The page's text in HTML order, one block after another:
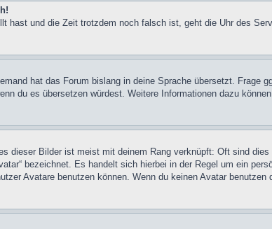
und die Zeit trotzdem noch falsch ist, geht die Uhr des
hat das Forum bislang in deine Sprache übersetzt. Frage
du es übersetzen würdest. Weitere Informationen dazu
dieser Bilder ist meist mit deinem Rang verknüpft: Oft sind
bezeichnet. Es handelt sich hierbei in der Regel um ein
Avatare benutzen können. Wenn du keinen Avatar